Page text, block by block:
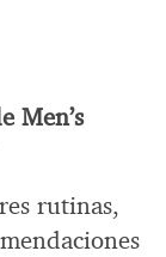
Men’s
rutinas,